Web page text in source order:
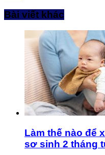
Bài viết khác
Làm thế nào để
sơ sinh 2 tháng